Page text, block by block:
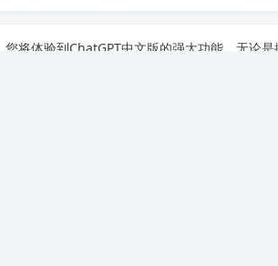
，您将体验到ChatGPT中文版的强大功能。无论